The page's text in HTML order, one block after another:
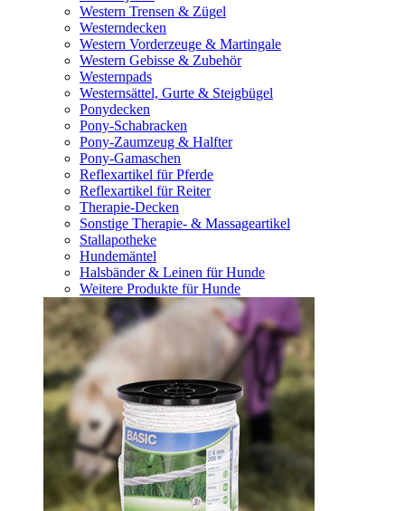
Western Trensen & Zügel
Westerndecken
Western Vorderzeuge & Martingale
Western Gebisse & Zubehör
Westernpads
Westernsättel, Gurte & Steigbügel
Ponydecken
Pony-Schabracken
Pony-Zaumzeug & Halfter
Pony-Gamaschen
Reflexartikel für Pferde
Reflexartikel für Reiter
Therapie-Decken
Sonstige Therapie- & Massageartikel
Stallapotheke
Hundemäntel
Halsbänder & Leinen für Hunde
Weitere Produkte für Hunde